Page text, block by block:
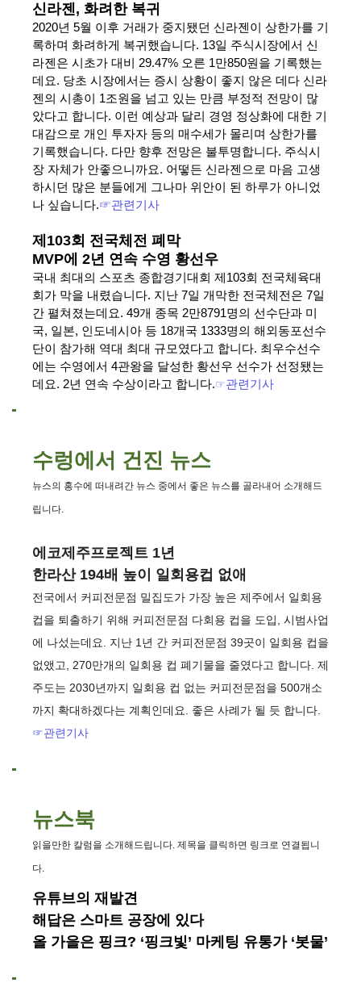
신라젠, 화려한 복귀
2020년 5월 이후 거래가 중지됐던 신라젠이 상한가를 기
록하며 화려하게 복귀했습니다. 13일 주식시장에서 신
라젠은 시초가 대비 29.47% 오른 1만850원을 기록했는
데요. 당초 시장에서는 증시 상황이 좋지 않은 데다 신라
젠의 시총이 1조원을 넘고 있는 만큼 부정적 전망이 많
았다고 합니다. 이런 예상과 달리 경영 정상화에 대한 기
대감으로 개인 투자자 등의 매수세가 몰리며 상한가를
기록했습니다. 다만 향후 전망은 불투명합니다. 주식시
장 자체가 안좋으니까요. 어떻든 신라젠으로 마음 고생
하시던 많은 분들에게 그나마 위안이 된 하루가 아니었
나 싶습니다.☞관련기사
제103회 전국체전 폐막
MVP에 2년 연속 수영 황선우
국내 최대의 스포츠 종합경기대회 제103회 전국체육대
회가 막을 내렸습니다. 지난 7일 개막한 전국체전은 7일
간 펼쳐졌는데요. 49개 종목 2만8791명의 선수단과 미
국, 일본, 인도네시아 등 18개국 1333명의 해외동포선수
단이 참가해 역대 최대 규모였다고 합니다. 최우수선수
에는 수영에서 4관왕을 달성한 황선우 선수가 선정됐는
데요. 2년 연속 수상이라고 합니다.☞관련기사
수렁에서 건진 뉴스
뉴스의 홍수에 떠내려간 뉴스 중에서 좋은 뉴스를 골라내어 소개해드
립니다.
에코제주프로젝트 1년
한라산 194배 높이 일회용컵 없애
전국에서 커피전문점 밀집도가 가장 높은 제주에서 일회용
컵을 퇴출하기 위해 커피전문점 다회용 컵을 도입, 시범사업
에 나섰는데요. 지난 1년 간 커피전문점 39곳이 일회용 컵을
없앴고, 270만개의 일회용 컵 폐기물을 줄였다고 합니다. 제
주도는 2030년까지 일회용 컵 없는 커피전문점을 500개소
까지 확대하겠다는 계획인데요. 좋은 사례가 될 듯 합니다.
☞관련기사
뉴스북
읽을만한 칼럼을 소개해드립니다. 제목을 클릭하면 링크로 연결됩니
다.
유튜브의 재발견
해답은 스마트 공장에 있다
올 가을은 핑크? ‘핑크빛’ 마케팅 유통가 ‘봇물’